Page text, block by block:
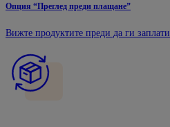
Опция “Преглед преди плащане”
Вижте продуктите преди да ги